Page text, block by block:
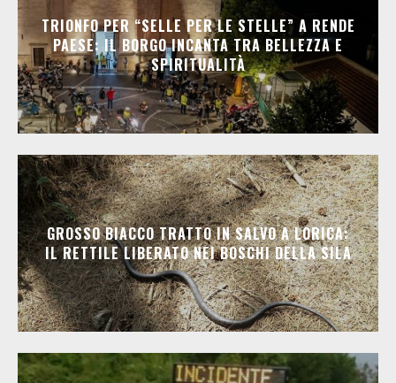
TRIONFO PER “SELLE PER LE STELLE” A RENDE
PAESE: IL BORGO INCANTA TRA BELLEZZA E
SPIRITUALITÀ
GROSSO BIACCO TRATTO IN SALVO A LORICA:
IL RETTILE LIBERATO NEI BOSCHI DELLA SILA